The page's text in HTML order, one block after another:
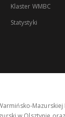
Klaster WMBC
Statystyki